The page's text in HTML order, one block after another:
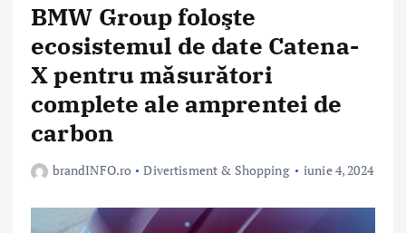
BMW Group foloşte
ecosistemul de date Catena-
X pentru măsurători
complete ale amprentei de
carbon
brandINFO.ro Divertisment & Shopping iunie 4, 2024